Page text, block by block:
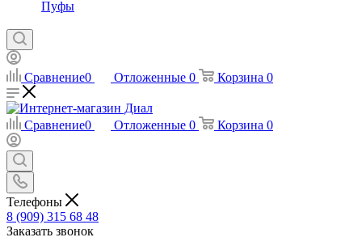
Пуфы
Сравнение0 Отложенные 0 Корзина 0
Сравнение0 Отложенные 0 Корзина 0
Телефоны
8 (909) 315 68 48
Заказать звонок